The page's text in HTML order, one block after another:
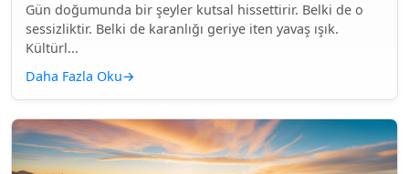
Gün doğumunda bir şeyler kutsal hissettirir. Belki de o
sessizliktir. Belki de karanlığı geriye iten yavaş ışık.
Kültürl...
Daha Fazla Oku→